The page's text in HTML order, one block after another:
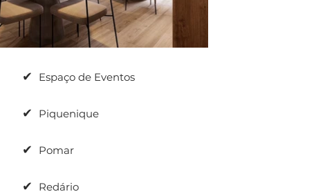
✔ Espaço de Eventos
✔ Piquenique
✔ Pomar
✔ Redário